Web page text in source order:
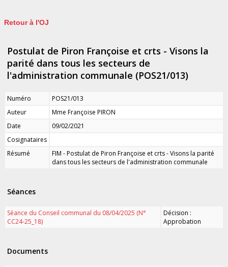
Retour à l'OJ
Postulat de Piron Françoise et crts - Visons la
parité dans tous les secteurs de
l'administration communale (POS21/013)
Numéro
POS21/013
Auteur
Mme Françoise PIRON
Date
09/02/2021
Cosignataires
Résumé
FIM - Postulat de Piron Françoise et crts - Visons la parité
dans tous les secteurs de l'administration communale
Séances
Séance du Conseil communal du 08/04/2025 (N°
CC24-25_18)
Décision :
Approbation
Documents